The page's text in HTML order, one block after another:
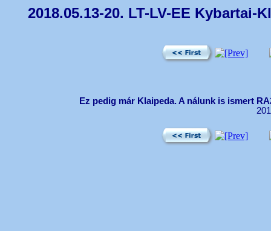
2018.05.13-20. LT-LV-EE
Ez pedig már Klaipeda. A nálunk is ismert